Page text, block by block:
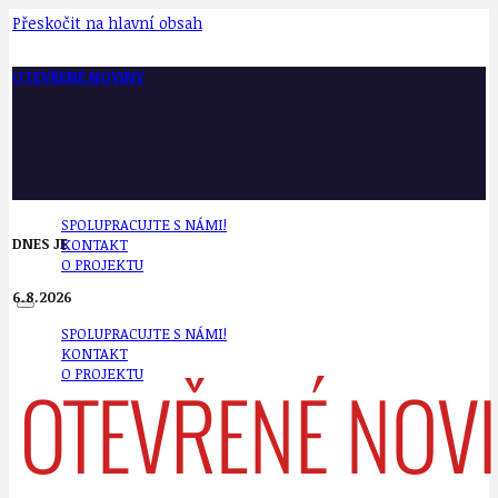
Přeskočit na hlavní obsah
OTEVŘENÉ NOVINY
SPOLUPRACUJTE S NÁMI!
KONTAKT
O PROJEKTU
SPOLUPRACUJTE S NÁMI!
KONTAKT
O PROJEKTU
DNES JE
6.8.2026